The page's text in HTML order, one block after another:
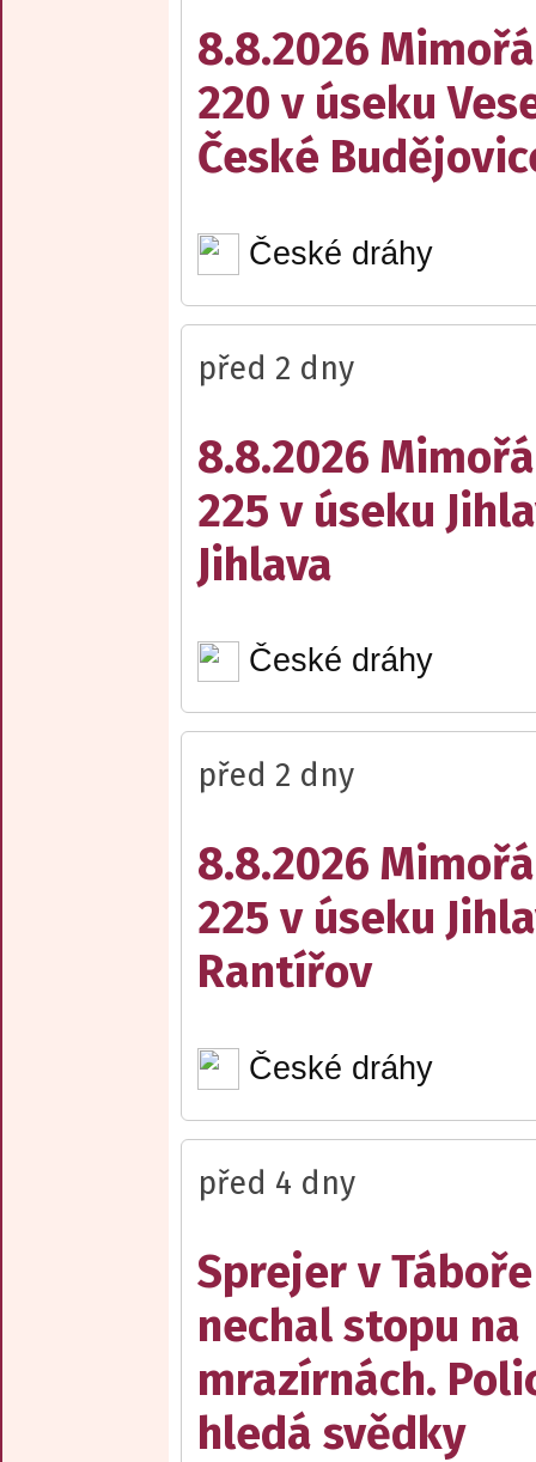
8.8.2026
220 v úseku
České
České dráhy
před 2 dny
8.8.2026
225 v úseku
Jihlava
České dráhy
před 2 dny
8.8.2026
225 v úseku
Rantířov
České dráhy
před 4 dny
Sprejer v Táboře
nechal stopu na
mrazírnách.
hledá svědky